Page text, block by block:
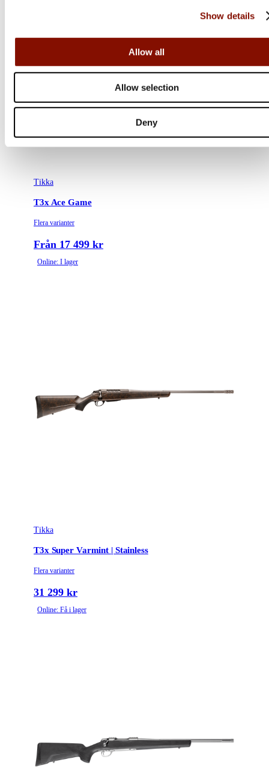
Show details
Allow all
Allow selection
Deny
Tikka
T3x Ace Game
Flera varianter
Från 17 499 kr
Online: I lager
Tikka
T3x Super Varmint | Stainless
Flera varianter
31 299 kr
Online: Få i lager